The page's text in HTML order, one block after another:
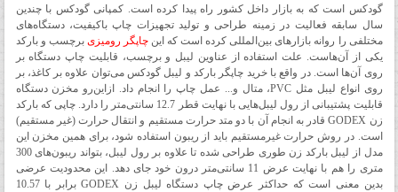
گودکس است که به بازار داخل کشور راه پیدا کرده است. کمپانی گودکس با چندین
سال سابقه فعالیت در زمینه طراحی و تولید تجهیزات چاپ باکیفیت، دستگاه‌های
مختلفی را روانه بازارهای بین‌المللی کرده است که اینچاپگر رومیزی برچسب و بارکد
یکی از آن‌هاست. علت استفاده از عناوین لیبل و برچسب، قابلیت چاپ دستگاه بر
روی آن‌ها است. در واقع با خرید چاپگر بارکد و لیبل گودکس می‌توان علاوه بر کاغذ، بر
روی انواع لیبل مثل PVC، متال و... عمل چاپ را انجام داد. ازاین‌رو مخزن دستگاه
قابلیت پشتیبانی از رول لیبل‌هایی با نهایت قطر 12.7 سانتی‌متر را دارد. چاپی که بارکد
زن GODEX قادر به انجام آن با دو متد حرارت مستقیم و انتقال حرارت (غیر مستقیم)
است. در روش حرارت غیرمستقیم باید از ریبون استفاده شود، برای همین مخزن این
مدل از لیبل بارکد زن طوری طراحی شده تا علاوه بر رول‌ لیبل، بتواند ریبون‌های 300
متری را هم با نهایت عرض 11 سانتی‌متر درون خود جای دهد. این محدودیت عرضی
بدین معنی است که حداکثر عرض چاپ دستگاه لیبل زن GODEX برابر با 10.57